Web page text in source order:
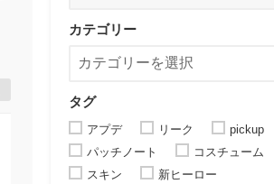
カテゴリー
タグ
アプデ リーク
pickup
パッチノート
コスチューム
スキン
新ヒーロー